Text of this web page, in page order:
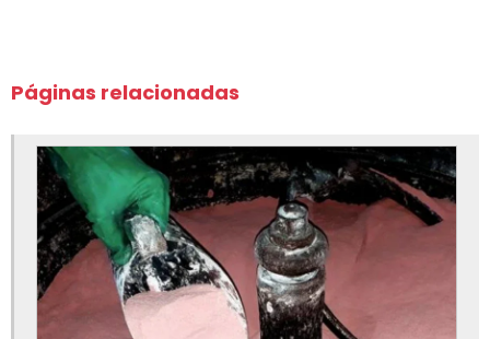
Empresa de sílica fundida
Empresa de silicato de cálcio para fundição
Empresa de tinta para fundição
Fábrica de eixo de grafite para fundição
Fábrica de insumos para fundição
Fábrica de isolação para fundição
Páginas relacionadas